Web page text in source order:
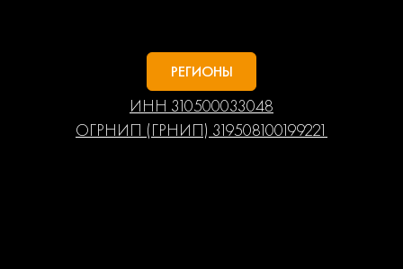
РЕГИОНЫ
ИНН 310500033048
ОГРНИП (ГРНИП) 319508100199221